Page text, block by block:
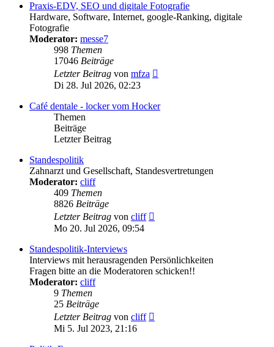
Praxis-EDV, SEO und digitale Fotografie
Hardware, Software, Internet, google-Ranking, digitale
Fotografie
Moderator: messe7
998 Themen
17046 Beiträge
Letzter Beitrag von mfza
Di 28. Jul 2026, 02:23
Café dentale - locker vom Hocker
Themen
Beiträge
Letzter Beitrag
Standespolitik
Zahnarzt und Gesellschaft, Standesvertretungen
Moderator: cliff
409 Themen
8826 Beiträge
Letzter Beitrag von cliff
Mo 20. Jul 2026, 09:54
Standespolitik-Interviews
Interviews mit herausragenden Persönlichkeiten
Fragen bitte an die Moderatoren schicken!!
Moderator: cliff
9 Themen
25 Beiträge
Letzter Beitrag von cliff
Mi 5. Jul 2023, 21:16